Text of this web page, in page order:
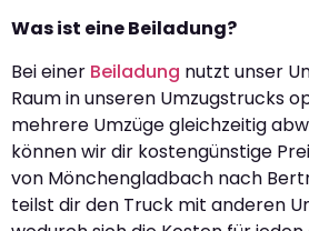
Was ist eine Beiladung?
Bei einer Beiladung nutzt unser
Raum in unseren Umzugstrucks
mehrere Umzüge gleichzeitig
können wir dir kostengünstige
von Mönchengladbach nach
teilst dir den Truck mit anderen